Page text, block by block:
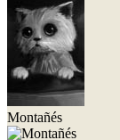
Montañés